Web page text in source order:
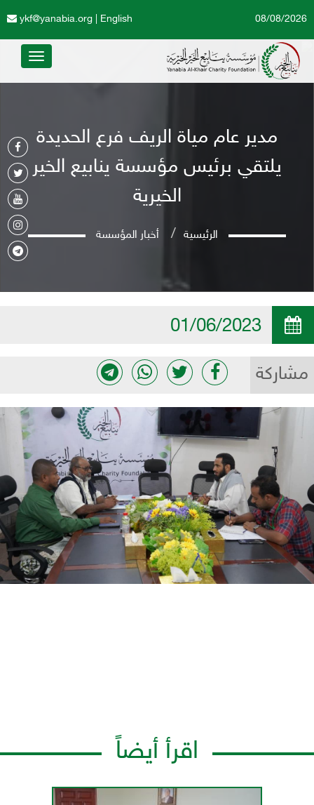
English
ykf@yanabia.org 08/08/2026
Toggle
مدير عام مياة الريف فرع الحديدة
يلتقي برئيس مؤسسة ينابيع الخير
الخيرية
الرئيسية أخبار المؤسسة
مشاركة
اقرأ أيضاً